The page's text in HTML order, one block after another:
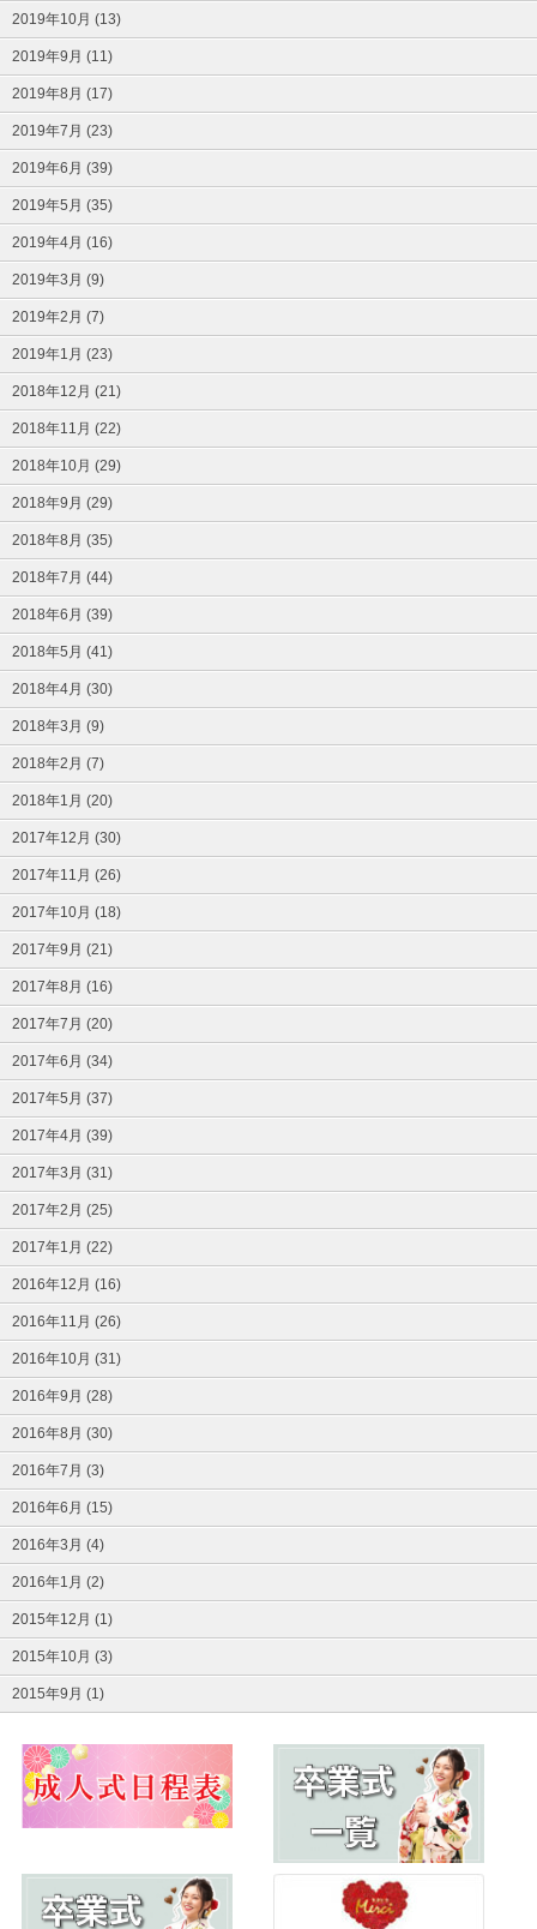
2019年10月 (13)
2019年9月 (11)
2019年8月 (17)
2019年7月 (23)
2019年6月 (39)
2019年5月 (35)
2019年4月 (16)
2019年3月 (9)
2019年2月 (7)
2019年1月 (23)
2018年12月 (21)
2018年11月 (22)
2018年10月 (29)
2018年9月 (29)
2018年8月 (35)
2018年7月 (44)
2018年6月 (39)
2018年5月 (41)
2018年4月 (30)
2018年3月 (9)
2018年2月 (7)
2018年1月 (20)
2017年12月 (30)
2017年11月 (26)
2017年10月 (18)
2017年9月 (21)
2017年8月 (16)
2017年7月 (20)
2017年6月 (34)
2017年5月 (37)
2017年4月 (39)
2017年3月 (31)
2017年2月 (25)
2017年1月 (22)
2016年12月 (16)
2016年11月 (26)
2016年10月 (31)
2016年9月 (28)
2016年8月 (30)
2016年7月 (3)
2016年6月 (15)
2016年3月 (4)
2016年1月 (2)
2015年12月 (1)
2015年10月 (3)
2015年9月 (1)